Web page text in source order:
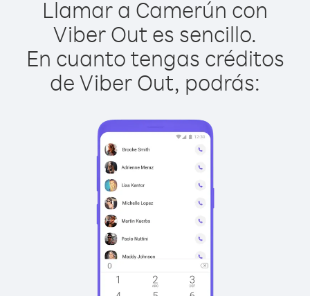
Llamar a Camerún con
Viber Out es sencillo.
En cuanto tengas créditos
de Viber Out, podrás: